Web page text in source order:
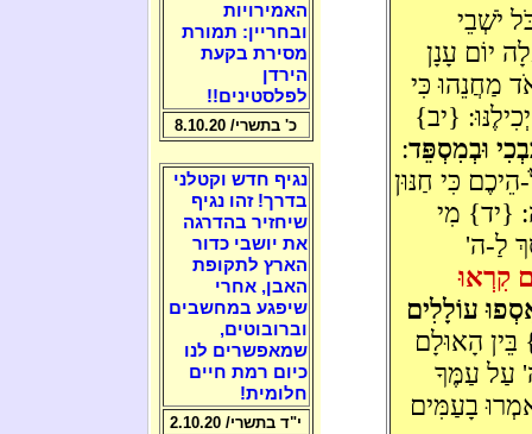
יֹשְׁבֵי
יוֹם עָנָן
מַחֲנֵהוּ כִּי
{יב}
וּבְמִסְפֵּד:
כִּי חַנּוּן
{יד} מִי
לַ-ה'
קִרְאוּ
עוֹלָלִים
בֵּין הָאוּלָם
עַל עַמֶּךָ
בָעַמִּים
האמירויות
ובחריין: תמורת
מסירת בקעת
הירדן
לפלסטינים!!
כ' בתשרי/ 8.10.20
נגיף חדש וקטלני
בדרך! זהו נגיף
שיחזיר בהדרגה
את יושבי כדור
הארץ לתקופת
האבן, אחרי
שיפגע במחשבים
וברובוטים,
שמאפשרים לנו
כיום רמת חיים
חלומית!
י"ד בתשרי/ 2.10.20